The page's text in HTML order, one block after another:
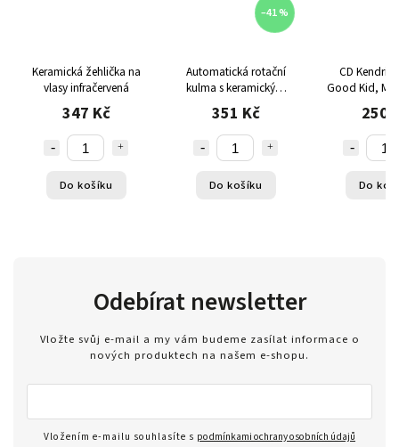
Keramická žehlička na
vlasy infračervená
347 Kč
Do košíku
–41 %
Automatická rotační
kulma s keramickým
povlakem bezdrátová
351 Kč
Do košíku
CD Kendrick Lamar
Good Kid,
CD /
250
Do
Odebírat newsletter
Vložte svůj e-mail a my vám budeme zasílat informace o
nových produktech na našem e-shopu.
Vložením e-mailu souhlasíte s podmínkami ochrany osobních údajů